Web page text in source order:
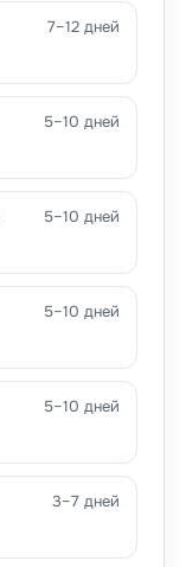
7–12 дней
5–10 дней
5–10 дней
5–10 дней
5–10 дней
3–7 дней